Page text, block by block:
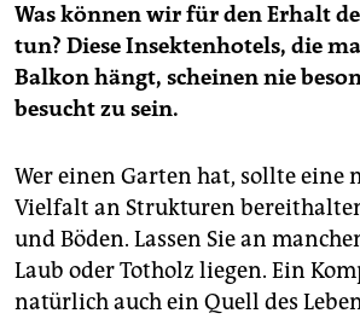
Was können wir für den Erhalt
tun? Diese Insektenhotels, die
Balkon hängt, scheinen nie
besucht zu sein.
Wer einen Garten hat, sollte eine
Vielfalt an Strukturen
und Böden. Lassen Sie an
Laub oder Totholz liegen. Ein
natürlich auch ein Quell des